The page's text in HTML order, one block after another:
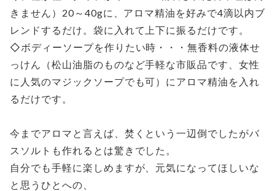
きません）20～40gに、アロマ精油を好みで4滴以内ブ
レンドするだけ。袋に入れて上下に振るだけです。
◇ボディーソープを作りたい時・・・無香料の液体せ
っけん（松山油脂のものなど手軽な市販品です、女性
に人気のマジックソープでも可）にアロマ精油を入れ
るだけです。
今までアロマと言えば、焚くという一辺倒でしたがバ
スソルトも作れるとは驚きでした。
自分でも手軽に楽しめますが、元気になってほしいな
と思うひとへの、